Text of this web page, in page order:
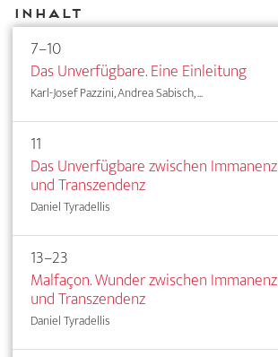
Inhalt
7–10
Das Unverfügbare. Eine Einleitung
Karl-Josef Pazzini, Andrea Sabisch, ...
11
Das Unverfügbare zwischen Immanenz
und Transzendenz
Daniel Tyradellis
13–23
Malfaçon. Wunder zwischen Immanenz
und Transzendenz
Daniel Tyradellis